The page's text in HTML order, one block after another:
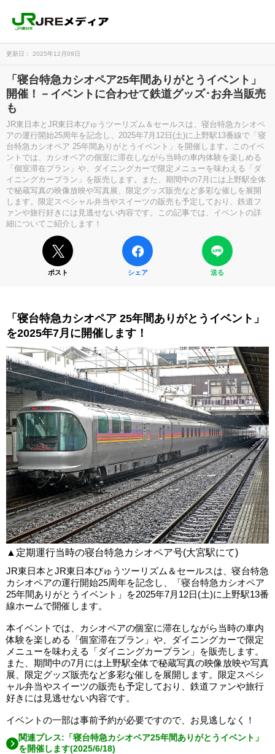
更新日： 2025年12月09日
「寝台特急カシオペア25年間ありがとうイベント」
開催！－イベントに合わせて鉄道グッズ･お弁当販売
も
JR東日本とJR東日本びゅうツーリズム＆セールスは、寝台特急カシオペ
アの運行開始25周年を記念し、2025年7月12日(土)に上野駅13番線で「寝
台特急カシオペア 25年間ありがとうイベント」を開催します。このイベ
ントでは、カシオペアの個室に滞在しながら当時の車内体験を楽しめる
「個室滞在プラン」や、ダイニングカーで限定メニューを味わえる「ダ
イニングカープラン」を販売します。また、期間中の7月には上野駅全体
で秘蔵写真の映像放映や写真展、限定グッズ販売など多彩な催しを展開
します。限定スペシャル弁当やスイーツの販売も予定しており、鉄道フ
ァンや旅行好きには見逃せない内容です。この記事では、イベントの詳
細についてご紹介します！
ポスト シェア 送る
「寝台特急カシオペア 25年間ありがとうイベント」
を2025年7月に開催します！
▲定期運行当時の寝台特急カシオペア号(大宮駅にて)
JR東日本とJR東日本びゅうツーリズム＆セールスは、寝台特急
カシオペアの運行開始25周年を記念し、「寝台特急カシオペア
25年間ありがとうイベント」を2025年7月12日(土)に上野駅13番
線ホームで開催します。
本イベントでは、カシオペアの個室に滞在しながら当時の車内
体験を楽しめる「個室滞在プラン」や、ダイニングカーで限定
メニューを味わえる「ダイニングカープラン」を販売します。
また、期間中の7月には上野駅全体で秘蔵写真の映像放映や写真
展、限定グッズ販売など多彩な催しを展開します。限定スペシ
ャル弁当やスイーツの販売も予定しており、鉄道ファンや旅行
好きには見逃せない内容です。
イベントの一部は事前予約が必要ですので、お見逃しなく！
関連プレス:「寝台特急カシオペア25年間ありがとうイベント」
を開催します(2025/6/18)